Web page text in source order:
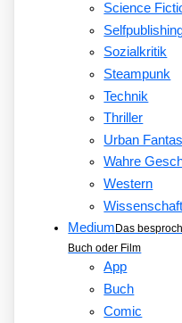
Science
Sozialkritik
Steampunk
Technik
Thriller
Urban
Wahre
Western
Wissenschaft
Medium Das
Buch oder Film
App
Buch
Comic